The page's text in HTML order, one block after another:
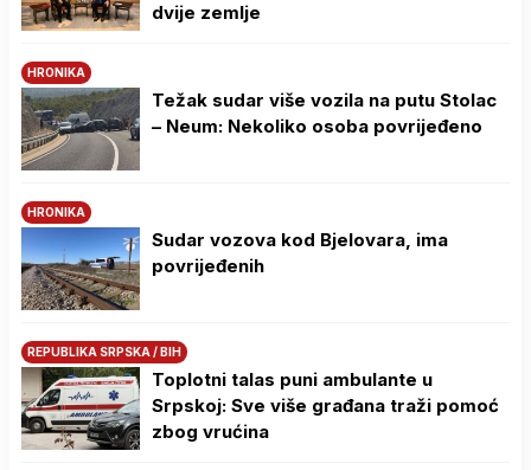
dvije zemlje
HRONIKA
Težak sudar više vozila na putu Stolac
– Neum: Nekoliko osoba povrijeđeno
HRONIKA
Sudar vozova kod Bjelovara, ima
povrijeđenih
REPUBLIKA SRPSKA / BIH
Toplotni talas puni ambulante u
Srpskoj: Sve više građana traži pomoć
zbog vrućina